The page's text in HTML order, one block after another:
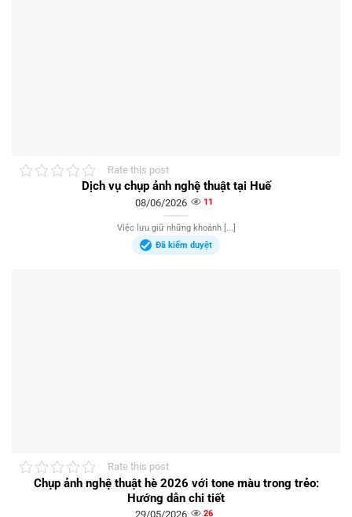
Rate this post
Dịch vụ chụp ảnh nghệ thuật tại Huế
08/06/2026 11
Việc lưu giữ những khoảnh [...]
Đã kiểm duyệt
Rate this post
Chụp ảnh nghệ thuật hè 2026 với tone màu trong trẻo:
Hướng dẫn chi tiết
29/05/2026 26